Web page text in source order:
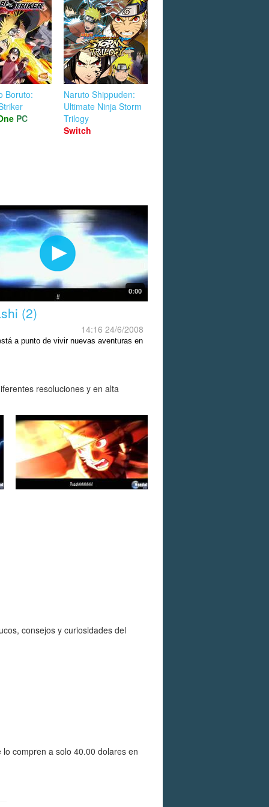
Boruto:
PC
Naruto Shippuden:
Ultimate Ninja Storm
Trilogy
Switch
0:00
(2)
14:16 24/6/2008
a punto de vivir nuevas aventuras en
resoluciones y en alta
consejos y curiosidades del
compren a solo 40.00 dolares en